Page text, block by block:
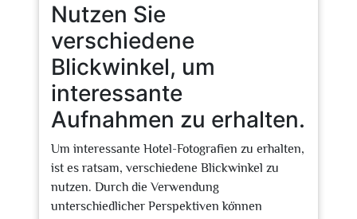
Nutzen Sie
verschiedene
Blickwinkel, um
interessante
Aufnahmen zu erhalten.
Um interessante Hotel-Fotografien zu erhalten,
ist es ratsam, verschiedene Blickwinkel zu
nutzen. Durch die Verwendung
unterschiedlicher Perspektiven können